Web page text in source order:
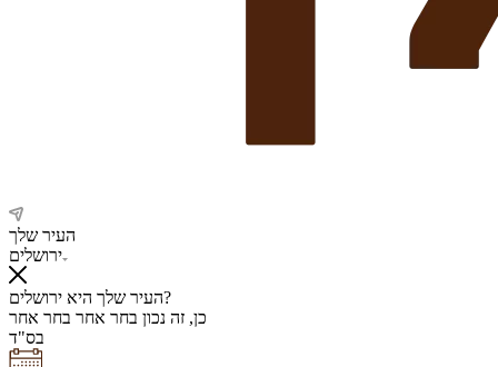
העיר שלך
ירושלים
העיר שלך היא ירושלים?
כן, זה נכון בחר אחר בחר אחר
בס"ד